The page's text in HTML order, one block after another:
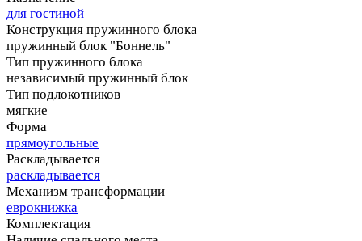
для гостиной
Конструкция пружинного блока
пружинный блок "Боннель"
Тип пружинного блока
независимый пружинный блок
Тип подлокотников
мягкие
Форма
прямоугольные
Раскладывается
раскладывается
Механизм трансформации
еврокнижка
Комплектация